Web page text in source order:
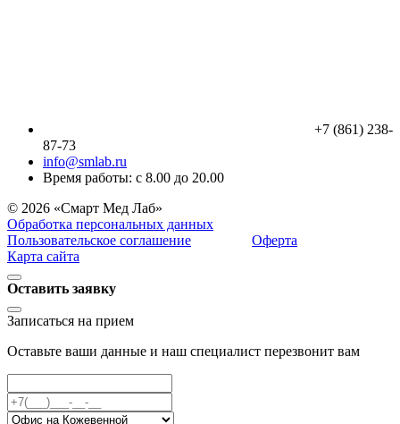
+7 (861) 238-
87-73
info@smlab.ru
Время работы: с 8.00 до 20.00
© 2026 «Смарт Мед Лаб»
Обработка персональных данных
Пользовательское соглашение
Оферта
Карта сайта
Оставить заявку
Записаться на прием
Оставьте ваши данные и наш специалист перезвонит вам